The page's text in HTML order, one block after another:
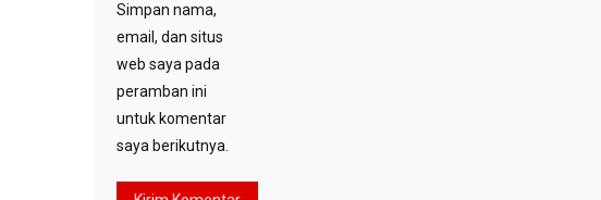
Simpan nama,
email, dan situs
web saya pada
peramban ini
untuk komentar
saya berikutnya.